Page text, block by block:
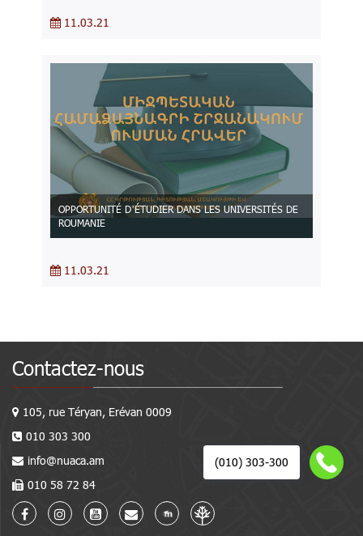
(010) 303-300
11.03.21
OPPORTUNITÉ D’ÉTUDIER DANS LES UNIVERSITÉS DE
ROUMANIE
11.03.21
Contactez-nous
105, rue Téryan, Erévan 0009
010 303 300
info@nuaca.am
010 58 72 84